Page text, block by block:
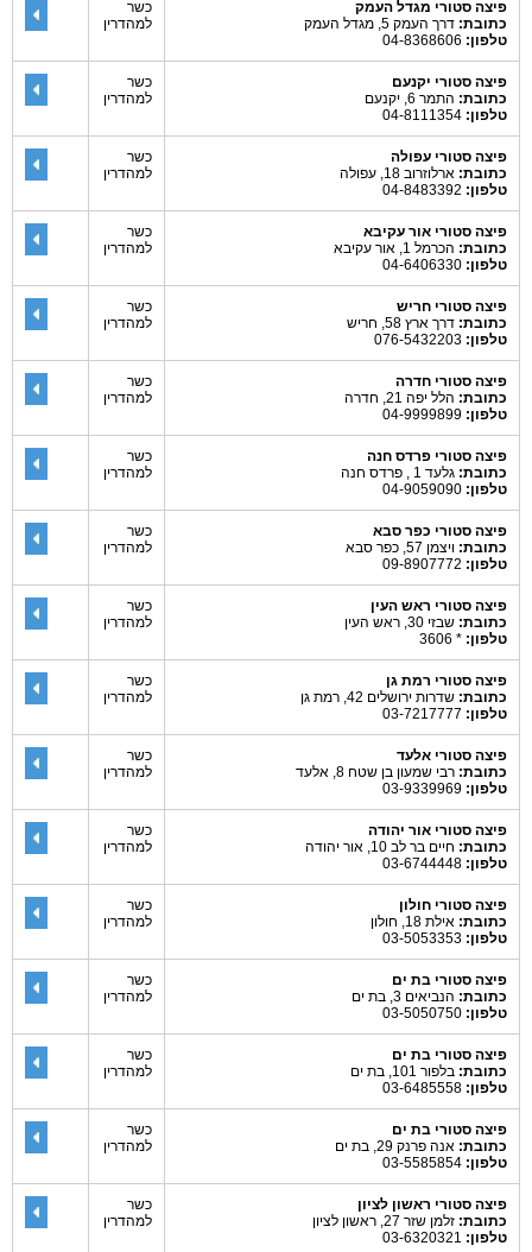
פיצה סטורי מגדל העמק
כתובת: דרך העמק 5, מגדל העמק
טלפון:
כשר
למהדרין
פיצה סטורי יקנעם
כתובת: התמר 6, יקנעם
טלפון:
כשר
למהדרין
פיצה סטורי עפולה
כתובת: ארלוזרוב 18, עפולה
טלפון:
כשר
למהדרין
פיצה סטורי אור עקיבא
כתובת: הכרמל 1, אור עקיבא
טלפון:
כשר
למהדרין
פיצה סטורי חריש
כתובת: דרך ארץ 58, חריש
טלפון:
כשר
למהדרין
פיצה סטורי חדרה
כתובת: הלל יפה 21, חדרה
טלפון:
כשר
למהדרין
פיצה סטורי פרדס חנה
כתובת: גלעד 1 , פרדס חנה
טלפון:
כשר
למהדרין
פיצה סטורי כפר סבא
כתובת: ויצמן 57, כפר סבא
טלפון:
כשר
למהדרין
פיצה סטורי ראש העין
כתובת: שבזי 30, ראש העין
טלפון: * 3606
כשר
למהדרין
פיצה סטורי רמת גן
כתובת: שדרות ירושלים 42, רמת גן
טלפון:
כשר
למהדרין
פיצה סטורי אלעד
כתובת: רבי שמעון בן שטח 8, אלעד
טלפון:
כשר
למהדרין
פיצה סטורי אור יהודה
כתובת: חיים בר לב 10, אור יהודה
טלפון:
כשר
למהדרין
פיצה סטורי חולון
כתובת: אילת 18, חולון
טלפון:
כשר
למהדרין
פיצה סטורי בת ים
כתובת: הנביאים 3, בת ים
טלפון:
כשר
למהדרין
פיצה סטורי בת ים
כתובת: בלפור 101, בת ים
טלפון:
כשר
למהדרין
פיצה סטורי בת ים
כתובת: אנה פרנק 29, בת ים
טלפון:
כשר
למהדרין
פיצה סטורי ראשון לציון
כתובת: זלמן שזר 27, ראשון לציון
טלפון:
כשר
למהדרין